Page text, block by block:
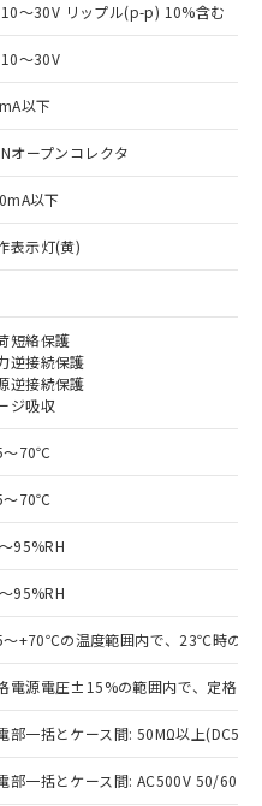
～30V リップル(p-p) 10%含む
～30V
以下
オープンコレクタ
以下
表示灯(黄)
短絡保護
逆接続保護
逆接続保護
ジ吸収
～70℃
～70℃
95%RH
95%RH
～+70℃の温度範囲内で、23℃時の
電源電圧±15%の範囲内で、定格電
部一括とケース間: 50MΩ以上
部一括とケース間: AC500V 50/
き、同意のうえ
制御機器事業取扱
および標準価格
いただくもので
取扱商品の中には、
外となる商品もある
さい。
準価格照会結果は、
日時点での社内デー
れるものであり、閲
指令（10物質）の
供可能な商品で
（10物質）の非含
替える予定のある
指令（10物質）の
対応品を出す予
指令（10物質）の
中または確認中の
など無形物で、有
商品です。
非含有部品として
明した場合などや
ります。
1000ppm以下、 カド
有率が中国RoHSの
示します。
有率が中国RoHSの
を示します。
社販売部門へお問
社製品のうち、外国
易法に定める商品
」という）を輸出
供する場合は、日本